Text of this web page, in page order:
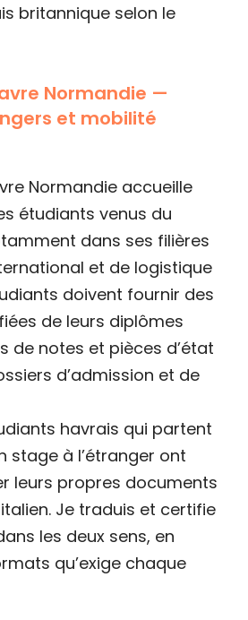
britannique selon le
Normandie —
et mobilité
Normandie accueille
étudiants venus du
dans ses filières
et de logistique
doivent fournir des
de leurs diplômes
de notes et pièces d’état
d’admission et de
havrais qui partent
stage à l’étranger ont
leurs propres documents
Je traduis et certifie
les deux sens, en
qu’exige chaque